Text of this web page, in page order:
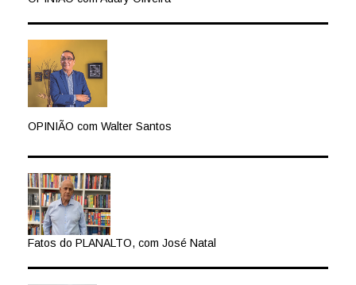
OPINIÃO com Walter Santos
Fatos do PLANALTO, com José Natal